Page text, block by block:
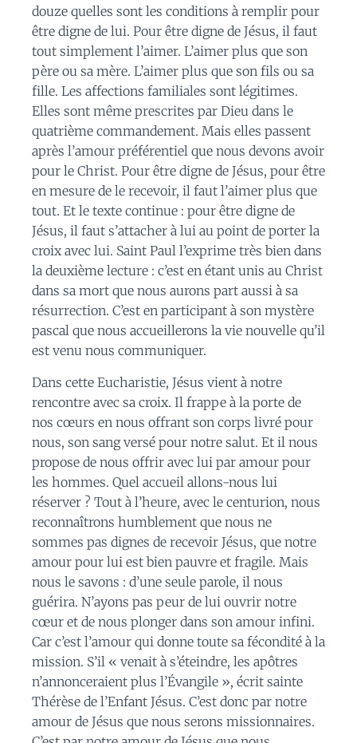
douze quelles sont les conditions à remplir pour
être digne de lui. Pour être digne de Jésus, il faut
tout simplement l’aimer. L’aimer plus que son
père ou sa mère. L’aimer plus que son fils ou sa
fille. Les affections familiales sont légitimes.
Elles sont même prescrites par Dieu dans le
quatrième commandement. Mais elles passent
après l’amour préférentiel que nous devons avoir
pour le Christ. Pour être digne de Jésus, pour être
en mesure de le recevoir, il faut l’aimer plus que
tout. Et le texte continue : pour être digne de
Jésus, il faut s’attacher à lui au point de porter la
croix avec lui. Saint Paul l’exprime très bien dans
la deuxième lecture : c’est en étant unis au Christ
dans sa mort que nous aurons part aussi à sa
résurrection. C’est en participant à son mystère
pascal que nous accueillerons la vie nouvelle qu’il
est venu nous communiquer.
Dans cette Eucharistie, Jésus vient à notre
rencontre avec sa croix. Il frappe à la porte de
nos cœurs en nous offrant son corps livré pour
nous, son sang versé pour notre salut. Et il nous
propose de nous offrir avec lui par amour pour
les hommes. Quel accueil allons-nous lui
réserver ? Tout à l’heure, avec le centurion, nous
reconnaîtrons humblement que nous ne
sommes pas dignes de recevoir Jésus, que notre
amour pour lui est bien pauvre et fragile. Mais
nous le savons : d’une seule parole, il nous
guérira. N’ayons pas peur de lui ouvrir notre
cœur et de nous plonger dans son amour infini.
Car c’est l’amour qui donne toute sa fécondité à la
mission. S’il « venait à s’éteindre, les apôtres
n’annonceraient plus l’Évangile », écrit sainte
Thérèse de l’Enfant Jésus. C’est donc par notre
amour de Jésus que nous serons missionnaires.